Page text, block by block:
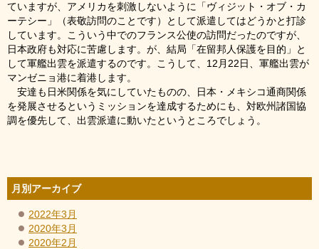
ていますが、アメリカを刺激しないように「ヴィジット・オブ・カ
ーテシー」（表敬訪問のことです）として派遣してはどうかと打診
しています。こういう中でのフランス公使の訪問だったのですが、
日本政府も対応に苦慮します。が、結局「在留邦人保護を目的」と
して軍艦出雲を派遣するのです。こうして、12月22日、軍艦出雲が
マンゼニョ港に着港します。
安達も日米関係を気にしていたものの、日本・メキシコ通商関係
を発展させるというミッションを達成するためにも、対欧州諸国協
調を優先して、出雲派遣に動いたというところでしょう。
月別アーカイブ
2022年3月
2020年3月
2020年2月